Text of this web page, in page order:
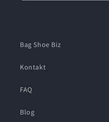
Bag Shoe Biz
Kontakt
FAQ
Blog